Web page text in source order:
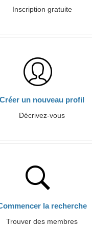
Inscription gratuite
Créer un nouveau profil
Décrivez-vous
la recherche
Trouver des membres